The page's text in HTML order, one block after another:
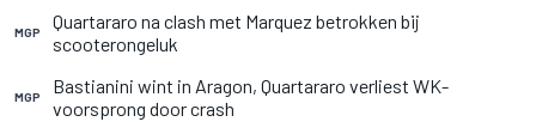
MGP
Quartararo na clash met Marquez betrokken bij
scooterongeluk
MGP
Bastianini wint in Aragon, Quartararo verliest WK-
voorsprong door crash